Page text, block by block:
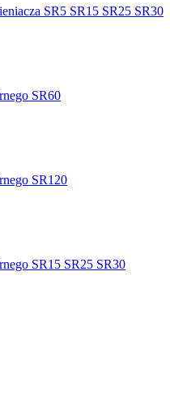
SR5 SR15 SR25 SR30
SR60
SR120
SR15 SR25 SR30